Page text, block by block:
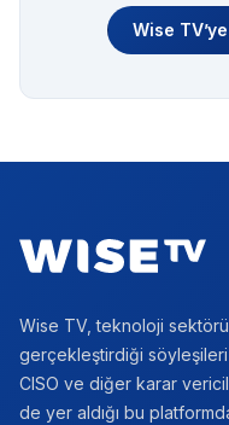
Wise
Wise TV, teknoloji
gerçekleştirdiği söyleşileri
CISO ve diğer karar
de yer aldığı bu